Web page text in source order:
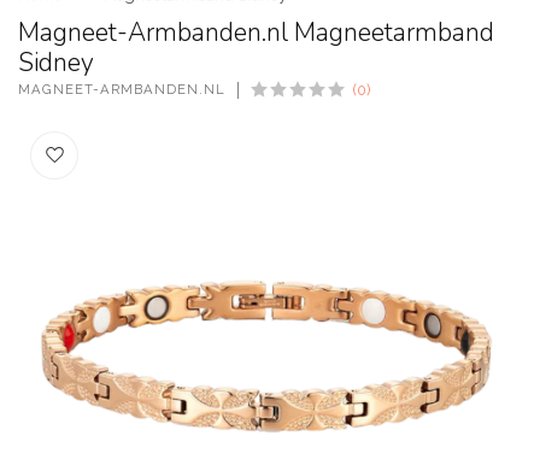
Magneet-Armbanden.nl Magneetarmband
Sidney
MAGNEET-ARMBANDEN.NL (0)